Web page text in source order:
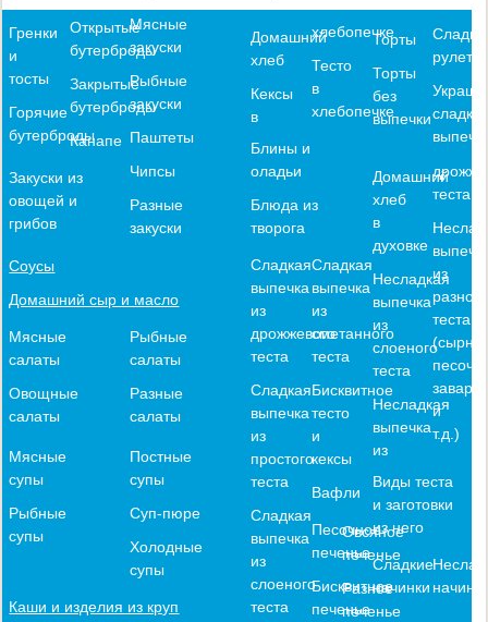
Гренки
и
тосты
Горячие
бутерброды
Открытые
бутерброды
Закрытые
бутерброды
Канапе
Закуски из
овощей и
грибов
Мясные
закуски
Рыбные
закуски
Паштеты
Чипсы
Разные
закуски
Соусы
Домашний сыр и масло
Мясные
салаты
Овощные
салаты
Рыбные
салаты
Разные
салаты
Мясные
супы
Рыбные
супы
Постные
супы
Суп-пюре
Холодные
супы
Каши и изделия из круп
Домашний
хлеб
Кексы
в
хлебопечке
Тесто
в
хлебопечке
Блины и
оладьи
Блюда из
творога
Сладкая
выпечка
из
дрожжевого
теста
Сладкая
выпечка
из
простого
теста
Сладкая
выпечка
из
слоеного
теста
Сладкая
выпечка
из
сметанного
теста
Бисквитное
тесто
и
кексы
Вафли
Песочное
печенье
Бисквитное
печенье
Овсяное
печенье
Разное
печенье
Торты
Торты
без
выпечки
рулеты
Домашний
хлеб
в
духовке
Несладкая
выпечка
из
слоеного
теста
Несладкая
выпечка
из
теста
из
разного
теста
и
т.д.)
Виды теста
и заготовки
из него
Сладкие
начинки